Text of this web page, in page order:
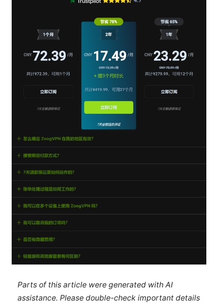
Parts of this article were generated with AI
assistance. Please double-check important details